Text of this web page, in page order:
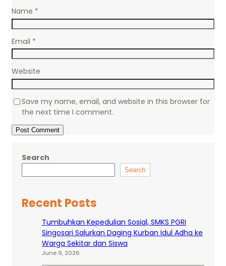
Name *
Email *
Website
Save my name, email, and website in this browser for
the next time I comment.
Search
Search
Recent Posts
Tumbuhkan Kepedulian Sosial, SMKS PGRI
Singosari Salurkan Daging Kurban Idul Adha ke
Warga Sekitar dan Siswa
June 9, 2026